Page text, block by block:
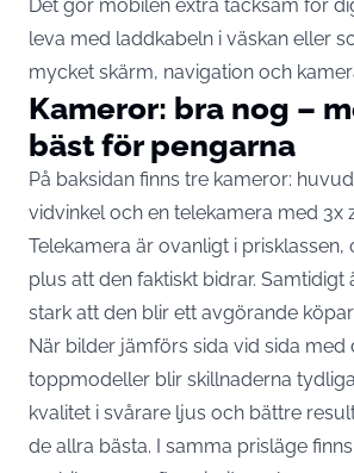
Det gör mobilen extra tacksam för
leva med laddkabeln i väskan eller
mycket skärm, navigation och
Kameror: bra nog –
bäst för pengarna
På baksidan finns tre kameror:
vidvinkel och en telekamera med 3x
Telekamera är ovanligt i prisklassen,
plus att den faktiskt bidrar. Samtidigt
stark att den blir ett avgörande
När bilder jämförs sida vid sida med
toppmodeller blir skillnaderna
kvalitet i svårare ljus och bättre
de allra bästa. I samma prisläge